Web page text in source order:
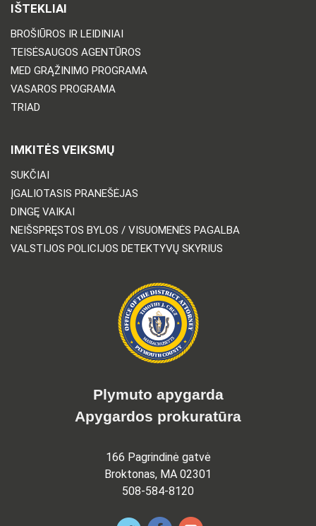
IŠTEKLIAI
BROŠIŪROS IR LEIDINIAI
TEISĖSAUGOS AGENTŪROS
MED GRĄŽINIMO PROGRAMA
VASAROS PROGRAMA
TRIAD
IMKITĖS VEIKSMŲ
SUKČIAI
ĮGALIOTASIS PRANEŠĖJAS
DINGĘ VAIKAI
NEIŠSPRĘSTOS BYLOS / VISUOMENĖS PAGALBA
VALSTIJOS POLICIJOS DETEKTYVŲ SKYRIUS
Plymuto apygarda
Apygardos prokuratūra
166 Pagrindinė gatvė
Broktonas, MA 02301
508-584-8120